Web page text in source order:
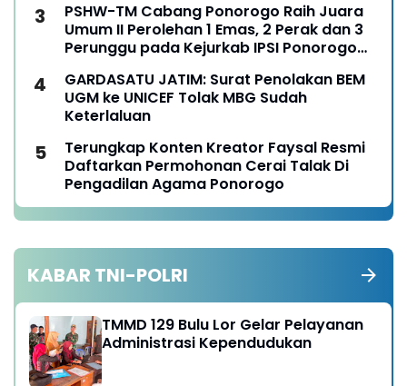
Tanggungjawab
PSHW-TM Cabang Ponorogo Raih Juara
Umum II Perolehan 1 Emas, 2 Perak dan 3
Perunggu pada Kejurkab IPSI Ponorogo
GARDASATU JATIM: Surat Penolakan BEM
UGM ke UNICEF Tolak MBG Sudah
Keterlaluan
Terungkap Konten Kreator Faysal Resmi
Daftarkan Permohonan Cerai Talak Di
Pengadilan Agama Ponorogo
KABAR TNI-POLRI
TMMD 129 Bulu Lor Gelar Pelayanan
Administrasi Kependudukan